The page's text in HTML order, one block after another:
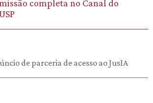
completa no Canal do
de parceria de acesso ao JusIA